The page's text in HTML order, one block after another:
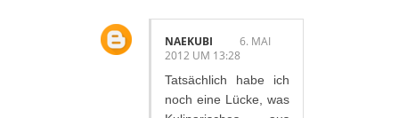
NAEKUBI
6. MAI
2012 UM 13:28
Tatsächlich habe ich
noch eine Lücke, was